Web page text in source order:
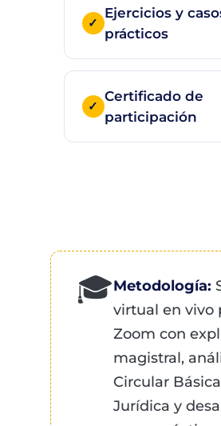
Ejercicios y
prácticos
Certificado de
participación
🎓Metodología:
virtual en vivo
Zoom con
magistral,
Circular Básica
Jurídica y